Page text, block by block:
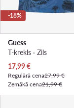
-18%
Guess
T-krekls · Zils
Pašreizējā cena
17,99€
Regulārā cena27,99 €
Zemākā cena21,99 €